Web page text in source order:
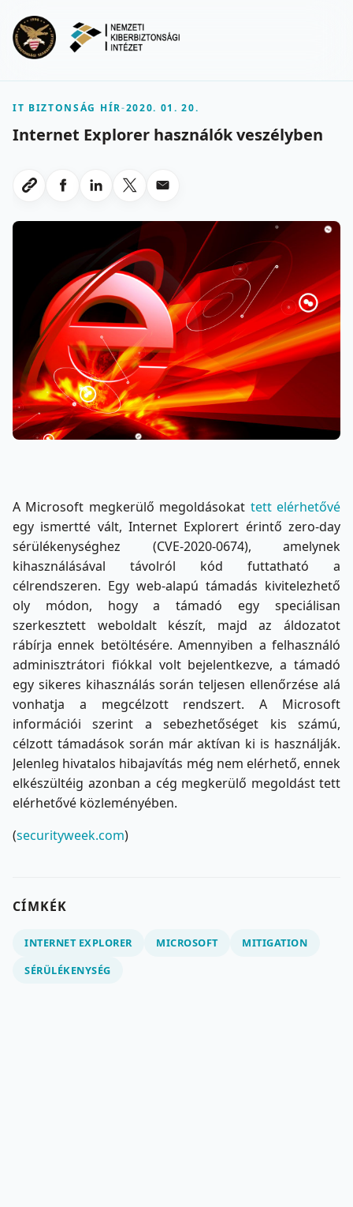
IT BIZTONSÁG HÍR-2020. 01. 20.
Internet Explorer használók veszélyben
Link masolasa
Megosztas Facebookon
Megosztas LinkedInen
Megosztas X-en
Megosztas emailben
A Microsoft megkerülő megoldásokat tett elérhetővé
egy ismertté vált, Internet Explorert érintő zero-day
sérülékenységhez (CVE-2020-0674), amelynek
kihasználásával távolról kód futtatható a
célrendszeren. Egy web-alapú támadás kivitelezhető
oly módon, hogy a támadó egy speciálisan
szerkesztett weboldalt készít, majd az áldozatot
rábírja ennek betöltésére. Amennyiben a felhasználó
adminisztrátori fiókkal volt bejelentkezve, a támadó
egy sikeres kihasználás során teljesen ellenőrzése alá
vonhatja a megcélzott rendszert. A Microsoft
információi szerint a sebezhetőséget kis számú,
célzott támadások során már aktívan ki is használják.
Jelenleg hivatalos hibajavítás még nem elérhető, ennek
elkészültéig azonban a cég megkerülő megoldást tett
elérhetővé közleményében.
(securityweek.com)
CÍMKÉK
INTERNET EXPLORER MICROSOFT
MITIGATION
SÉRÜLÉKENYSÉG